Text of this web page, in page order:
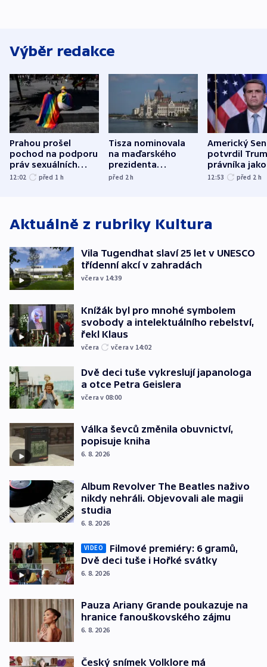
Výběr redakce
Prahou prošel
pochod na podporu
práv sexuálních
menšin
12:02 před 1 h
Tisza nominovala
na maďarského
prezidenta
bývalého šéfa
před 2h
Americký
potvrdil
právníka jako
ministra
12:53 před 2 h
Aktuálně z rubriky Kultura
Vila Tugendhat slaví 25 let v UNESCO
třídenní akcí v zahradách
včera v 14:39
Knížák byl pro mnohé symbolem
svobody a intelektuálního rebelství,
řekl Klaus
včera včera v 14:02
Dvě deci tuše vykreslují japanologa
a otce Petra Geislera
včera v 08:00
Válka ševců změnila obuvnictví,
popisuje kniha
6. 8. 2026
Album Revolver The Beatles naživo
nikdy nehráli. Objevovali ale magii
studia
6. 8. 2026
VIDEO
Filmové premiéry: 6 gramů,
Dvě deci tuše i Hořké svátky
6. 8. 2026
Pauza Ariany Grande poukazuje na
hranice fanouškovského zájmu
6. 8. 2026
Český snímek Volklore má